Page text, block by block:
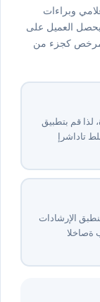
وبراءات
يحصل العميل على
كجزء من
لذا قم بتطبيق
المالية
الإرشادات
المالية